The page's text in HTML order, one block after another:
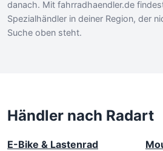
danach. Mit fahrradhaendler.de
Spezialhändler in deiner Region, der
Suche oben steht.
Händler nach Radart
E-Bike & Lastenrad